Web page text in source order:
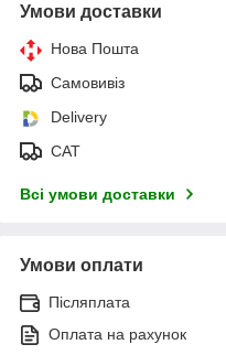
Умови доставки
Нова Пошта
Самовивіз
Delivery
САТ
Всі умови доставки
Умови оплати
Післяплата
Оплата на рахунок